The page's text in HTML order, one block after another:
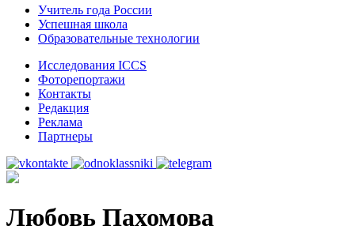
Учитель года России
Успешная школа
Образовательные технологии
Исследования ICCS
Фоторепортажи
Контакты
Редакция
Реклама
Партнеры
Любовь Пахомова